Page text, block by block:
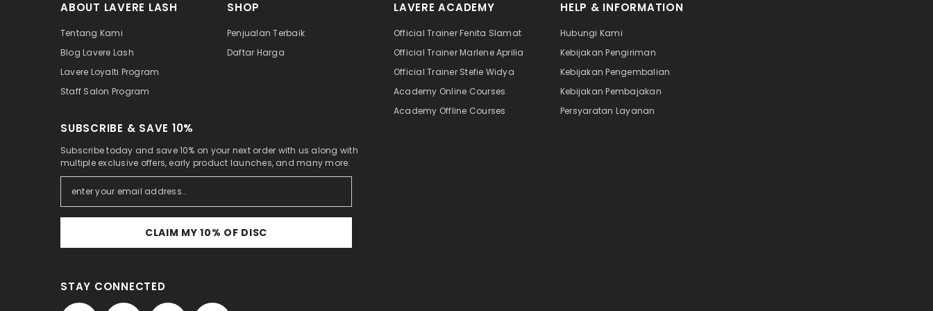
ABOUT LAVERE LASH
Tentang Kami
Blog Lavere Lash
Lavere Loyalti Program
Staff Salon Program
SHOP
Penjualan Terbaik
Daftar Harga
LAVERE ACADEMY
Official Trainer Fenita Slamat
Official Trainer Marlene Aprilia
Official Trainer Stefie Widya
Academy Online Courses
Academy Offline Courses
HELP & INFORMATION
Hubungi Kami
Kebijakan Pengiriman
Kebijakan Pengembalian
Kebijakan Pembajakan
Persyaratan Layanan
SUBSCRIBE & SAVE 10%
Subscribe today and save 10% on your next order with us along with
multiple exclusive offers, early product launches, and many more.
CLAIM MY 10% OF DISC
STAY CONNECTED